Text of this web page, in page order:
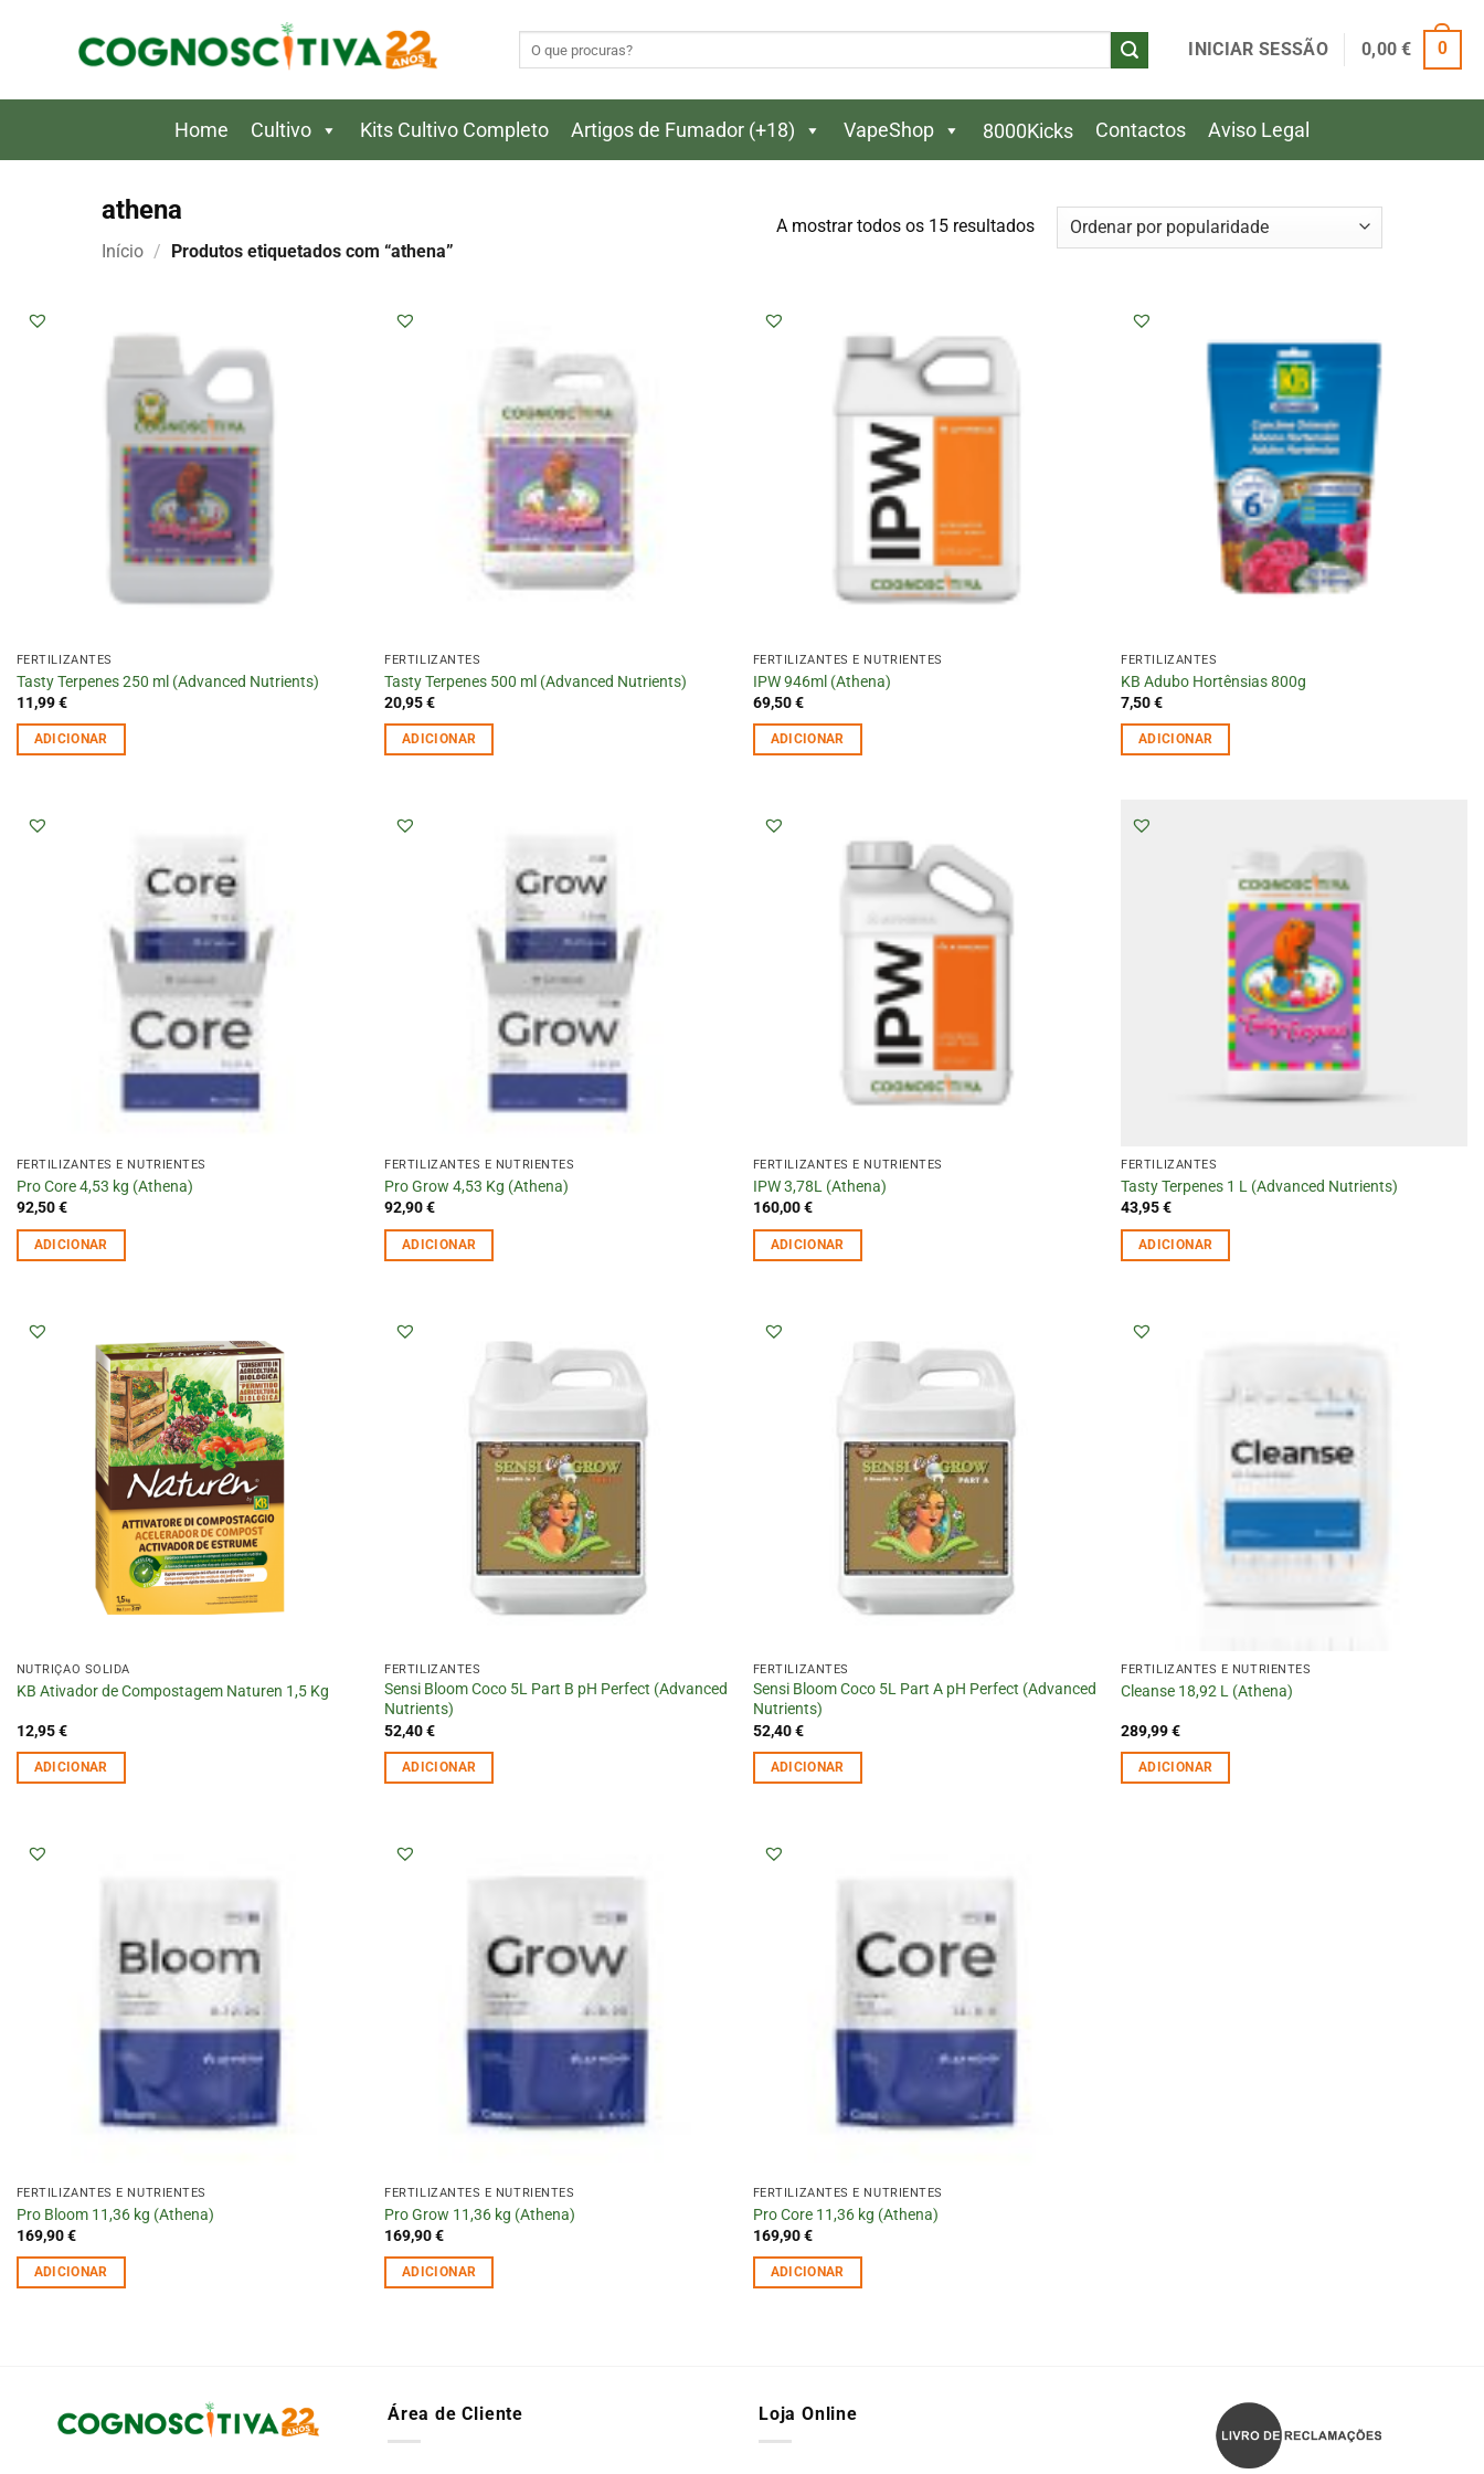
INICIAR SESSÃO 0,00€ 0
Home Cultivo Kits Cultivo Completo Artigos de Fumador (+18) VapeShop 8000Kicks Contactos Aviso Legal
athena
Início / Produtos etiquetados com “athena”
A mostrar todos os 15 resultadosOrdenado
por
FERTILIZANTES
Tasty Terpenes 250 ml (Advanced Nutrients)
11,99€
ADICIONAR
FERTILIZANTES
Tasty Terpenes 500 ml (Advanced Nutrients)
20,95€
ADICIONAR
FERTILIZANTES E NUTRIENTES
IPW 946ml (Athena)
69,50€
ADICIONAR
FERTILIZANTES
KB Adubo Hortênsias 800g
7,50€
ADICIONAR
FERTILIZANTES E NUTRIENTES
Pro Core 4,53 kg (Athena)
92,50€
ADICIONAR
FERTILIZANTES E NUTRIENTES
Pro Grow 4,53 Kg (Athena)
92,90€
ADICIONAR
FERTILIZANTES E NUTRIENTES
IPW 3,78L (Athena)
160,00€
ADICIONAR
FERTILIZANTES
Tasty Terpenes 1 L (Advanced Nutrients)
43,95€
ADICIONAR
NUTRIÇÃO SÓLIDA
KB Ativador de Compostagem Naturen 1,5 Kg
12,95€
ADICIONAR
FERTILIZANTES
Sensi Bloom Coco 5L Part B pH Perfect (Advanced
Nutrients)
52,40€
ADICIONAR
FERTILIZANTES
Sensi Bloom Coco 5L Part A pH Perfect (Advanced
Nutrients)
52,40€
ADICIONAR
FERTILIZANTES E NUTRIENTES
Cleanse 18,92 L (Athena)
289,99€
ADICIONAR
FERTILIZANTES E NUTRIENTES
Pro Bloom 11,36 kg (Athena)
169,90€
ADICIONAR
FERTILIZANTES E NUTRIENTES
Pro Grow 11,36 kg (Athena)
169,90€
ADICIONAR
FERTILIZANTES E NUTRIENTES
Pro Core 11,36 kg (Athena)
169,90€
ADICIONAR
Área de Cliente Loja Online